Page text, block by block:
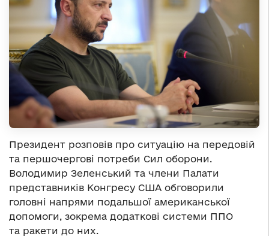
Президент розповів про ситуацію на передовій
та першочергові потреби Сил оборони.
Володимир Зеленський та члени Палати
представників Конгресу США обговорили
головні напрями подальшої американської
допомоги, зокрема додаткові системи ППО
та ракети до них.